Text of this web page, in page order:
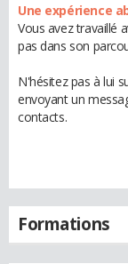
Une expérience
Vous avez travaillé
pas dans son
N'hésitez pas à lui
envoyant un
contacts.
Formations